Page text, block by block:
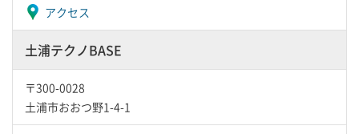
アクセス
土浦テクノBASE
〒300-0028
土浦市おおつ野1-4-1